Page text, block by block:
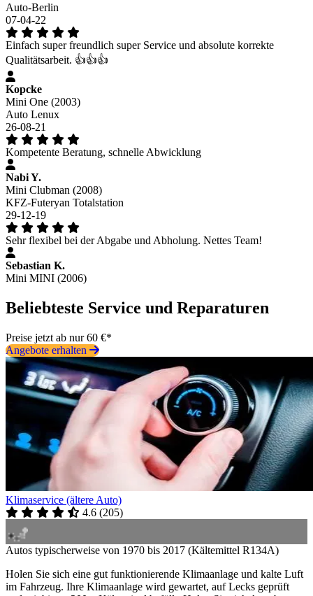
Auto-Berlin
07-04-22
Einfach super freundlich super Service und absolute korrekte
Qualitätsarbeit. 👍👍👍
Kopcke
Mini One (2003)
Auto Lenux
26-08-21
Kompetente Beratung, schnelle Abwicklung
Nabi Y.
Mini Clubman (2008)
KFZ-Futeryan Totalstation
29-12-19
Sehr flexibel bei der Abgabe und Abholung. Nettes Team!
Sebastian K.
Mini MINI (2006)
Beliebteste Service und Reparaturen
Preise jetzt ab nur 60 €*
Angebote erhalten
Klimaservice (ältere Auto)
4.6 (205)
Autos typischerweise von 1970 bis 2017 (Kältemittel R134A)
Holen Sie sich eine gut funktionierende Klimaanlage und kalte Luft
im Fahrzeug. Ihre Klimaanlage wird gewartet, auf Lecks geprüft